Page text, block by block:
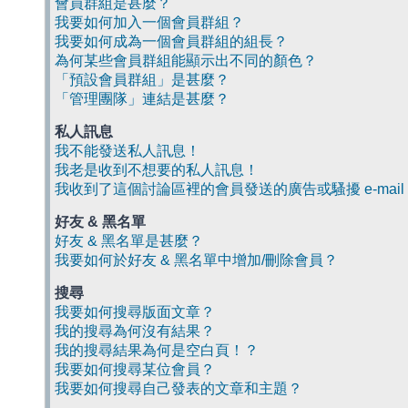
會員群組是甚麼？
我要如何加入一個會員群組？
我要如何成為一個會員群組的組長？
為何某些會員群組能顯示出不同的顏色？
「預設會員群組」是甚麼？
「管理團隊」連結是甚麼？
私人訊息
我不能發送私人訊息！
我老是收到不想要的私人訊息！
我收到了這個討論區裡的會員發送的廣告或騷擾 e-mail
好友 & 黑名單
好友 & 黑名單是甚麼？
我要如何於好友 & 黑名單中增加/刪除會員？
搜尋
我要如何搜尋版面文章？
我的搜尋為何沒有結果？
我的搜尋結果為何是空白頁！？
我要如何搜尋某位會員？
我要如何搜尋自己發表的文章和主題？